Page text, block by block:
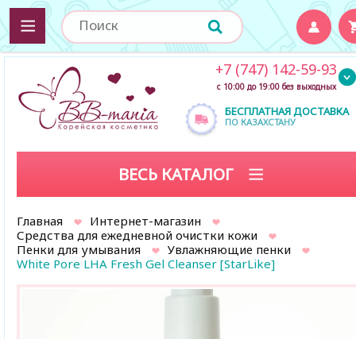
БЕСПЛАТНАЯ ДОСТАВКА
ПО КАЗАХСТАНУ
+7 (747) 142-59-93
с 10:00 до 19:00 без выходных
ВЕСЬ КАТАЛОГ
Главная
Интернет-магазин
Средства для ежедневной очистки кожи
Пенки для умывания
Увлажняющие пенки
White Pore LHA Fresh Gel Cleanser [StarLike]